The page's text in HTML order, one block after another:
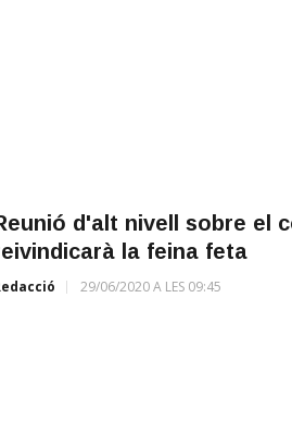
d'alt nivell sobre el
la feina feta
29/06/2020 A LES 09:45